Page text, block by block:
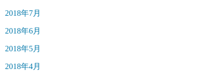
2018年7月
2018年6月
2018年5月
2018年4月